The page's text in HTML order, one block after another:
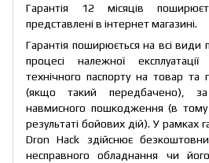
Гарантія 12 місяців
представлені в інтернет магазині.
Гарантія поширюється на всі
процесі належної
технічного паспорту на товар та
(якщо такий передбачено),
навмисного пошкодження (в
результаті бойових дій). У рамках
Dron Hack здійснює
несправного обладнання чи